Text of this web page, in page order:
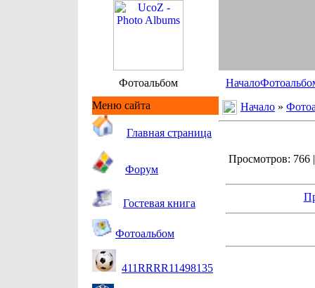
Фотоальбом Начало
Меню сайта
Главная страница
Форум
Гостевая книга
Фотоальбом
411RRRR11498135
Начало »
Просмотров: 766